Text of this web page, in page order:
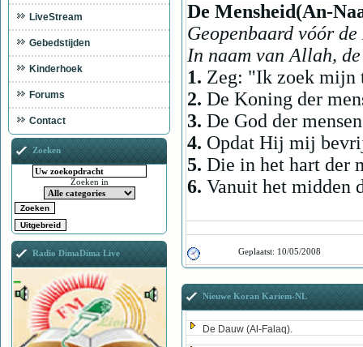
De Mensheid(An-
Geopenbaard vóór
In naam van Allah,
1. Zeg: "Ik zoek mijn
2. De Koning der
3. De God der
4. Opdat Hij mij
5. Die in het hart der
6. Vanuit het midden
Geplaatst: 10/05/2008
Nieuwe Koran Kariem-NL
De Dauw (Al-Falaq).
LiveStream
Gebedstijden
Kinderhoek
Forums
Contact
Zoeken
Zoeken in
Radio DimaDima Live